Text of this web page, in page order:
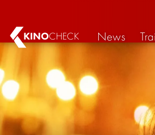
KINOCHECK News